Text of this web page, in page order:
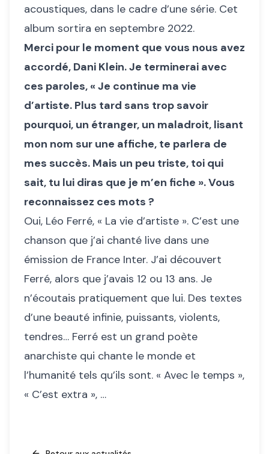
acoustiques, dans le cadre d’une série. Cet
album sortira en septembre 2022.
Merci pour le moment que vous nous avez
accordé, Dani Klein. Je terminerai avec
ces paroles, « Je continue ma vie
d’artiste. Plus tard sans trop savoir
pourquoi, un étranger, un maladroit, lisant
mon nom sur une affiche, te parlera de
mes succès. Mais un peu triste, toi qui
sait, tu lui diras que je m’en fiche ». Vous
reconnaissez ces mots ?
Oui, Léo Ferré, « La vie d’artiste ». C’est une
chanson que j’ai chanté live dans une
émission de France Inter. J’ai découvert
Ferré, alors que j’avais 12 ou 13 ans. Je
n’écoutais pratiquement que lui. Des textes
d’une beauté infinie, puissants, violents,
tendres… Ferré est un grand poète
anarchiste qui chante le monde et
l’humanité tels qu’ils sont. « Avec le temps »,
« C’est extra », …